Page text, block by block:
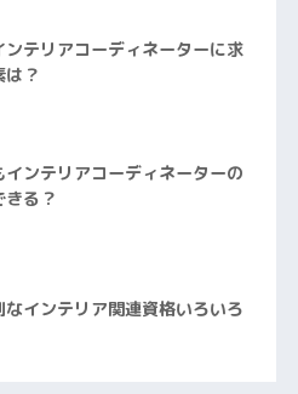
ンテリアコーディネーターに求
は？
ンテリアコーディネーターの
る？
インテリア関連資格いろいろ